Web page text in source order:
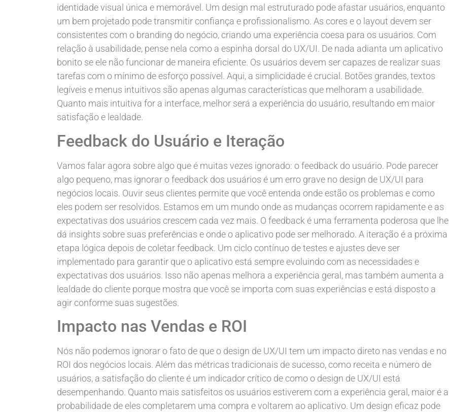
identidade visual única e memorável. Um design mal estruturado pode afastar usuários, enquanto
um bem projetado pode transmitir confiança e profissionalismo. As cores e o layout devem ser
consistentes com o branding do negócio, criando uma experiência coesa para os usuários. Com
relação à usabilidade, pense nela como a espinha dorsal do UX/UI. De nada adianta um aplicativo
bonito se ele não funcionar de maneira eficiente. Os usuários devem ser capazes de realizar suas
tarefas com o mínimo de esforço possível. Aqui, a simplicidade é crucial. Botões grandes, textos
legíveis e menus intuitivos são apenas algumas características que melhoram a usabilidade.
Quanto mais intuitiva for a interface, melhor será a experiência do usuário, resultando em maior
satisfação e lealdade.
Feedback do Usuário e Iteração
Vamos falar agora sobre algo que é muitas vezes ignorado: o feedback do usuário. Pode parecer
algo pequeno, mas ignorar o feedback dos usuários é um erro grave no design de UX/UI para
negócios locais. Ouvir seus clientes permite que você entenda onde estão os problemas e como
eles podem ser resolvidos. Estamos em um mundo onde as mudanças ocorrem rapidamente e as
expectativas dos usuários crescem cada vez mais. O feedback é uma ferramenta poderosa que lhe
dá insights sobre suas preferências e onde o aplicativo pode ser melhorado. A iteração é a próxima
etapa lógica depois de coletar feedback. Um ciclo contínuo de testes e ajustes deve ser
implementado para garantir que o aplicativo está sempre evoluindo com as necessidades e
expectativas dos usuários. Isso não apenas melhora a experiência geral, mas também aumenta a
lealdade do cliente porque mostra que você se importa com suas experiências e está disposto a
agir conforme suas sugestões.
Impacto nas Vendas e ROI
Nós não podemos ignorar o fato de que o design de UX/UI tem um impacto direto nas vendas e no
ROI dos negócios locais. Além das métricas tradicionais de sucesso, como receita e número de
usuários, a satisfação do cliente é um indicador crítico de como o design de UX/UI está
desempenhando. Quanto mais satisfeitos os usuários estiverem com a experiência geral, maior é a
probabilidade de eles completarem uma compra e voltarem ao aplicativo. Um design eficaz pode